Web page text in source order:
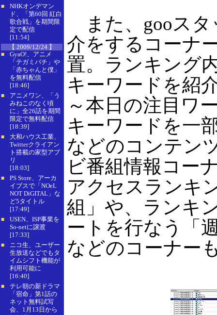
■
NHKオンデマン
ド、「第60回 紅白
歌合戦」を期間限
定で配信
[11:54]
【 2009/12/24 】
■
GyaO!、アニメ
「テガミバチ」や
「赤ちゃんと僕」
を無料配信
[18:46]
■
アニメワン、「う
みねこのなく頃
に」全26話を期間
限定で無料配信
[18:39]
■
大和ハウス工業、
Twitterクライアン
ト搭載の家型アプ
リ
[18:03]
■
PS Store、アーカ
イブスで「NOeL
NOT DiGITAL」な
ど5タイトル
[17:49]
■
USEN、ISP事業を
So-netに譲渡
[17:33]
■
ニコ生、ユーザー
生放送などでもタ
イムシフト機能が
利用可能に
[16:40]
■
テレ朝の新ドラマ
「宿命」第1話の
ネット無料試写
会、1月13日から
また、gooスタ
介をするコーナ
置。ランキング
キーワードを紹
～本日の注目ワ
キーワードを一
などのコンテン
ビ番組情報コー
アクセスランキ
組」や、ランキ
ートを行なう「
などのコーナー